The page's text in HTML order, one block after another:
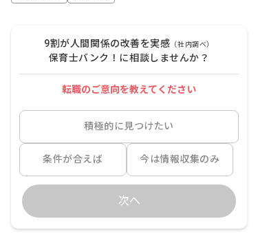
9割が人間関係の改善を実感 （社内調べ）
保育士バンク！に相談しませんか？
転職のご意向を教えてください
積極的に見つけたい
条件が合えば 今は情報収集のみ
次へ